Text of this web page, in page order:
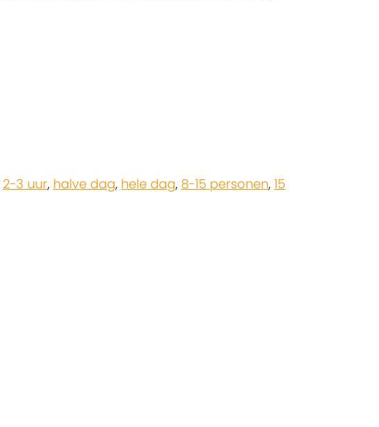
2-3 uur, halve dag, hele dag, 8-15 personen, 15